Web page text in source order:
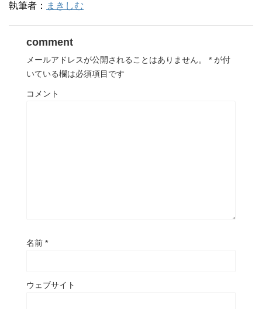
執筆者： まきしむ
comment
メールアドレスが公開されることはありません。 * が付
いている欄は必須項目です
コメント
名前 *
ウェブサイト